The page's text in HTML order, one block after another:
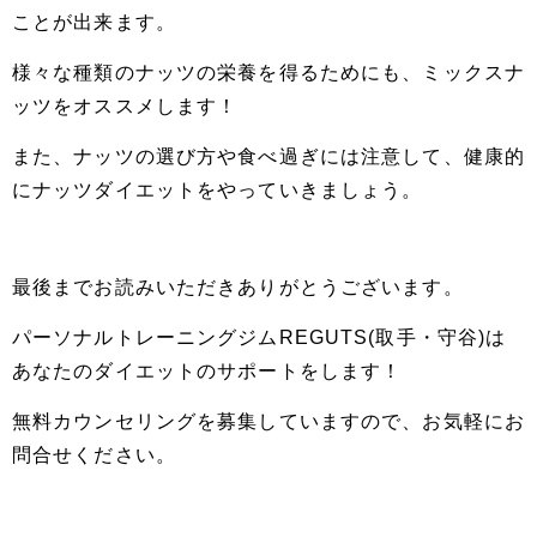
ことが出来ます。
様々な種類のナッツの栄養を得るためにも、ミックスナ
ッツをオススメします！
また、ナッツの選び方や食べ過ぎには注意して、健康的
にナッツダイエットをやっていきましょう。
最後までお読みいただきありがとうございます。
パーソナルトレーニングジムREGUTS(取手・守谷)は
あなたのダイエットのサポートをします！
無料カウンセリングを募集していますので、お気軽にお
問合せください。